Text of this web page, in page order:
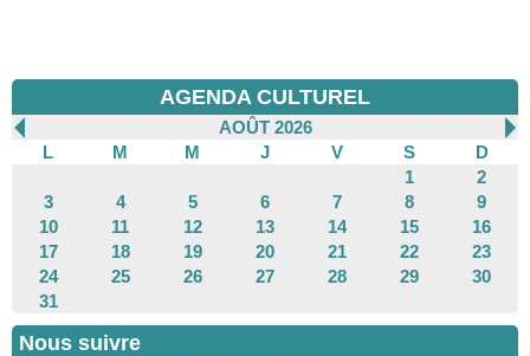
AGENDA CULTUREL
AOÛT 2026
L
M M J V S
D
1
2
3
4 5 6 7 8
9
10
11 12 13 14 15
16
17
18 19 20 21 22
23
24
25 26 27 28 29
30
31
Nous suivre